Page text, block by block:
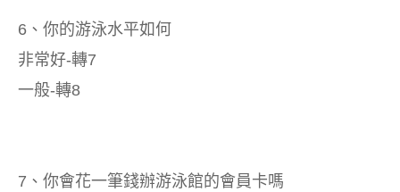
6、你的游泳水平如何
非常好-轉7
一般-轉8
7、你會花一筆錢辦游泳館的會員卡嗎